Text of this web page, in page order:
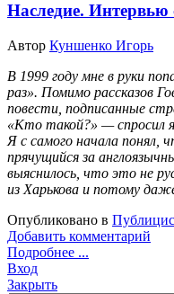
Наследие.
Автор Куншенко Игорь
В 1999 году мне в руки
раз». Помимо рассказов
повести, подписанные
«Кто такой?» — спросил
Я с самого начала понял,
прячущийся за
выяснилось, что это не
из Харькова и потому
Опубликовано в
Добавить комментарий
Подробнее ...
Вход
Закрыть